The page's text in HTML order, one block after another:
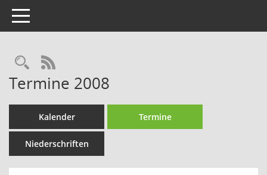
Toggle navigation
Rechercheauswahl
RSS-Feed
Termine 2008
Kalender Termine
Niederschriften